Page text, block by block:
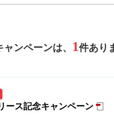
ンペーンは、 1件あり
ース記念キャンペーン